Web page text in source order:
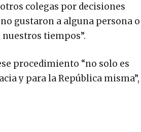
colegas por decisiones
gustaron a alguna persona o
tiempos”.
procedimiento “no solo es
y para la República misma”,